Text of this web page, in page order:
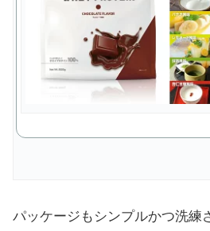
パッケージもシンプルかつ洗練